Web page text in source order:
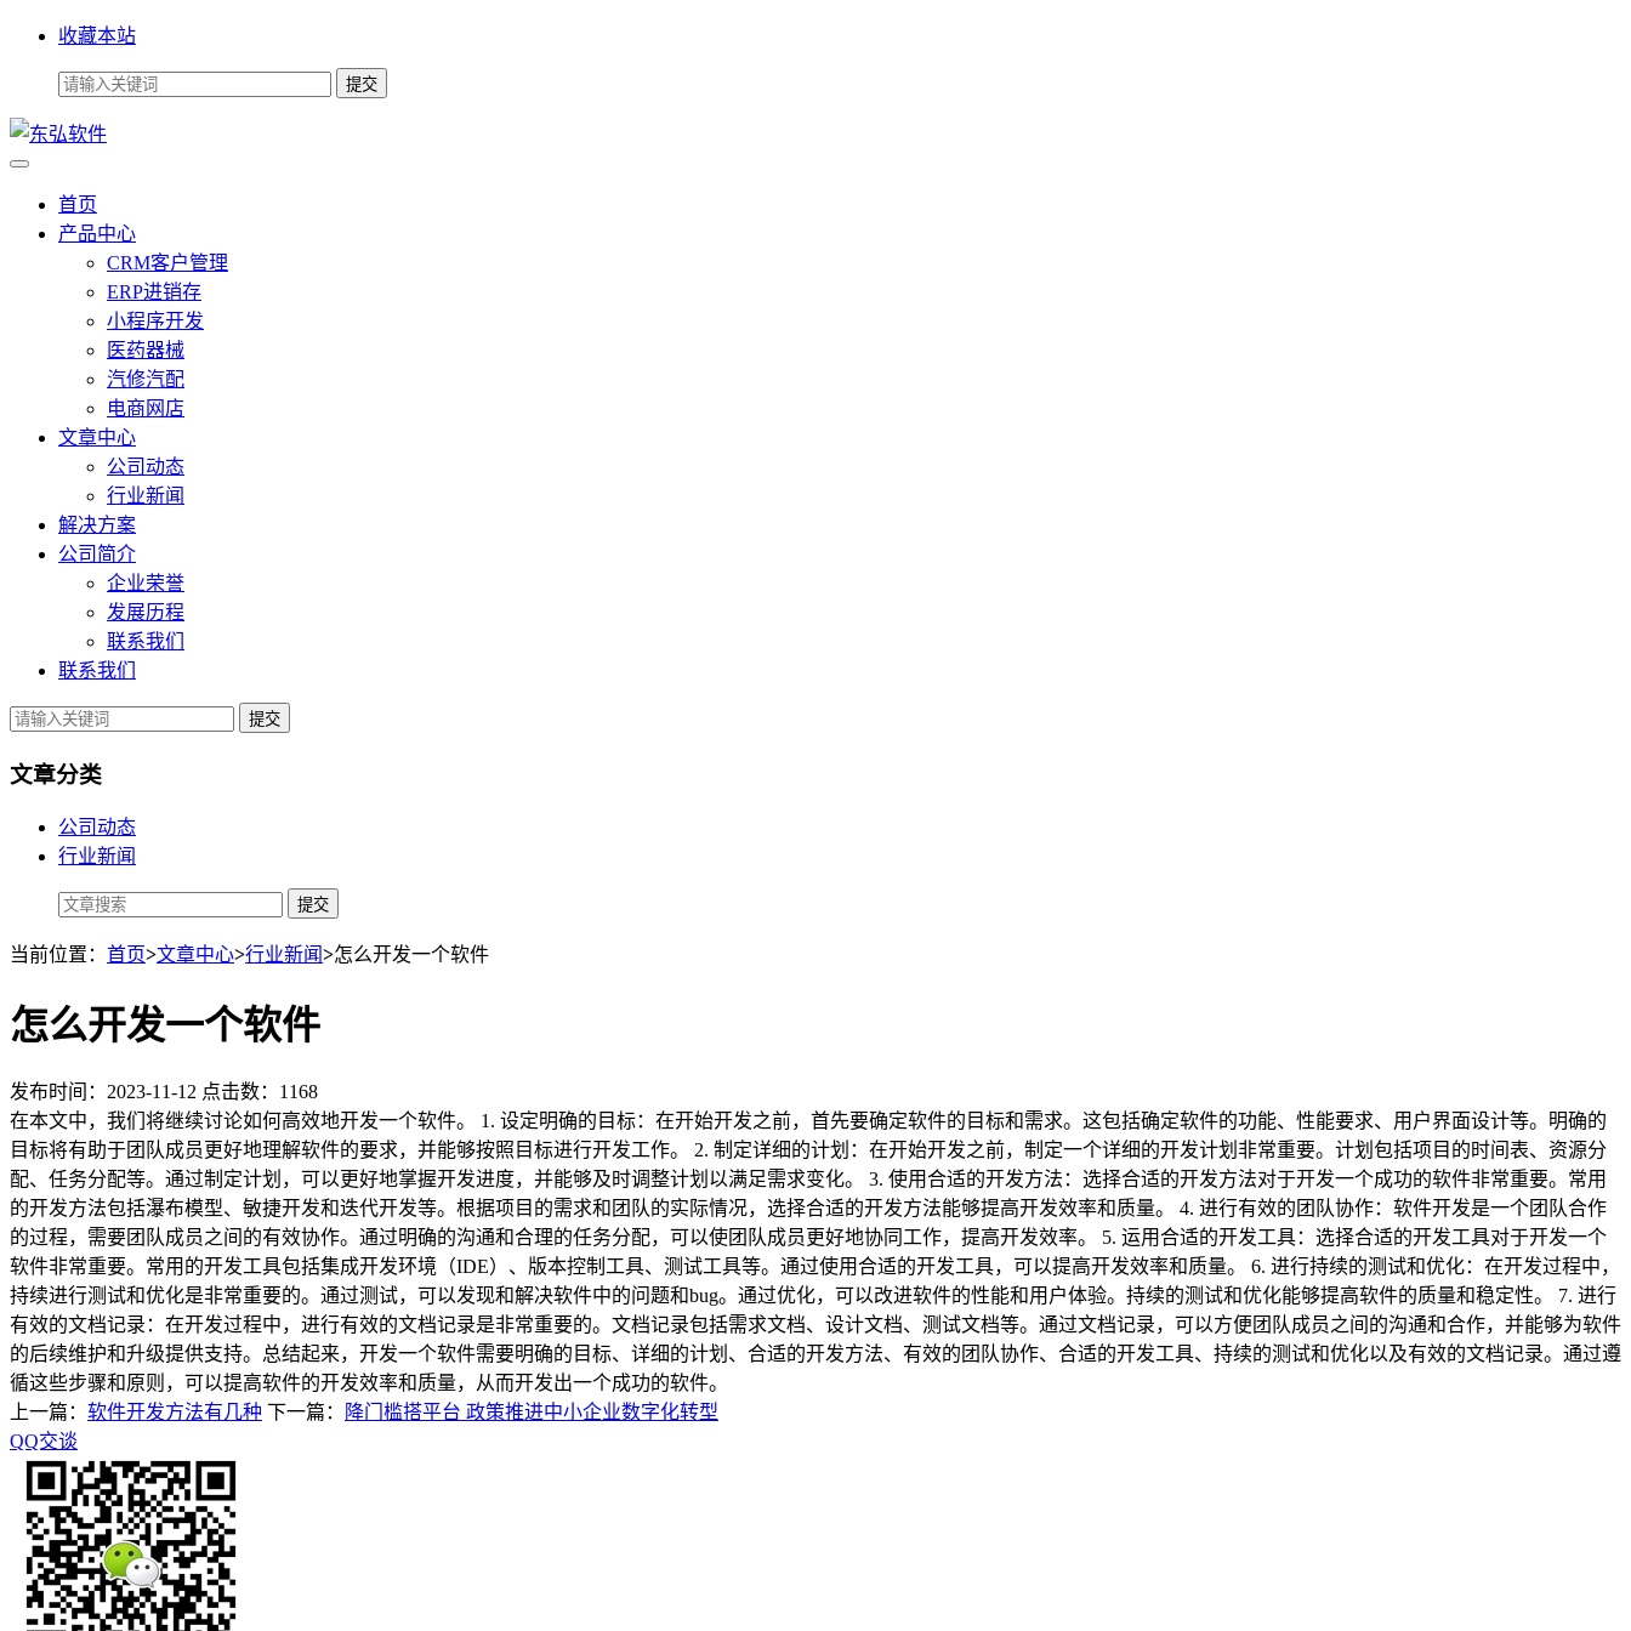
收藏本站
首页
产品中心
CRM客户管理
ERP进销存
小程序开发
医药器械
汽修汽配
电商网店
文章中心
公司动态
行业新闻
解决方案
公司简介
企业荣誉
发展历程
联系我们
联系我们
提交
文章分类
公司动态
行业新闻
当前位置： 首页>文章中心>行业新闻>怎么开发一个软件
怎么开发一个软件
发布时间：2023-11-12 点击数：1168
在本文中，我们将继续讨论如何高效地开发一个软件。 1. 设定明确的目标：在开始开发之前，首先要确定软件的目标和需求。这包括确定软件的功能、性能要求、用户界面设计等。明确的
目标将有助于团队成员更好地理解软件的要求，并能够按照目标进行开发工作。 2. 制定详细的计划：在开始开发之前，制定一个详细的开发计划非常重要。计划包括项目的时间表、资源分
配、任务分配等。通过制定计划，可以更好地掌握开发进度，并能够及时调整计划以满足需求变化。 3. 使用合适的开发方法：选择合适的开发方法对于开发一个成功的软件非常重要。常用
的开发方法包括瀑布模型、敏捷开发和迭代开发等。根据项目的需求和团队的实际情况，选择合适的开发方法能够提高开发效率和质量。 4. 进行有效的团队协作：软件开发是一个团队合作
的过程，需要团队成员之间的有效协作。通过明确的沟通和合理的任务分配，可以使团队成员更好地协同工作，提高开发效率。 5. 运用合适的开发工具：选择合适的开发工具对于开发一个
软件非常重要。常用的开发工具包括集成开发环境（IDE）、版本控制工具、测试工具等。通过使用合适的开发工具，可以提高开发效率和质量。 6. 进行持续的测试和优化：在开发过程中，
持续进行测试和优化是非常重要的。通过测试，可以发现和解决软件中的问题和bug。通过优化，可以改进软件的性能和用户体验。持续的测试和优化能够提高软件的质量和稳定性。 7. 进行
有效的文档记录：在开发过程中，进行有效的文档记录是非常重要的。文档记录包括需求文档、设计文档、测试文档等。通过文档记录，可以方便团队成员之间的沟通和合作，并能够为软件
的后续维护和升级提供支持。总结起来，开发一个软件需要明确的目标、详细的计划、合适的开发方法、有效的团队协作、合适的开发工具、持续的测试和优化以及有效的文档记录。通过遵
循这些步骤和原则，可以提高软件的开发效率和质量，从而开发出一个成功的软件。
上一篇： 软件开发方法有几种 下一篇：
降门槛搭平台 政策推进中小企业数字化转型
QQ交谈